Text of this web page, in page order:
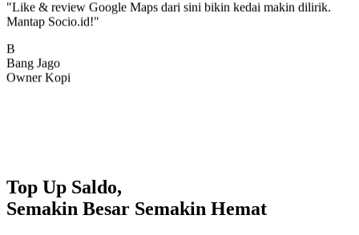
Mantap Socio.id!"
Bang Jago
Owner Kopi
Top Up Saldo,
Semakin Besar Semakin Hemat